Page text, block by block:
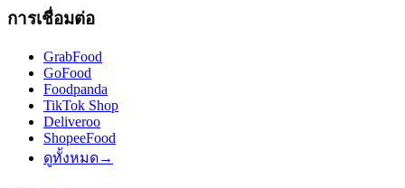
การเชื่อมต่อ
GrabFood
GoFood
Foodpanda
TikTok Shop
Deliveroo
ShopeeFood
ดูทั้งหมด→